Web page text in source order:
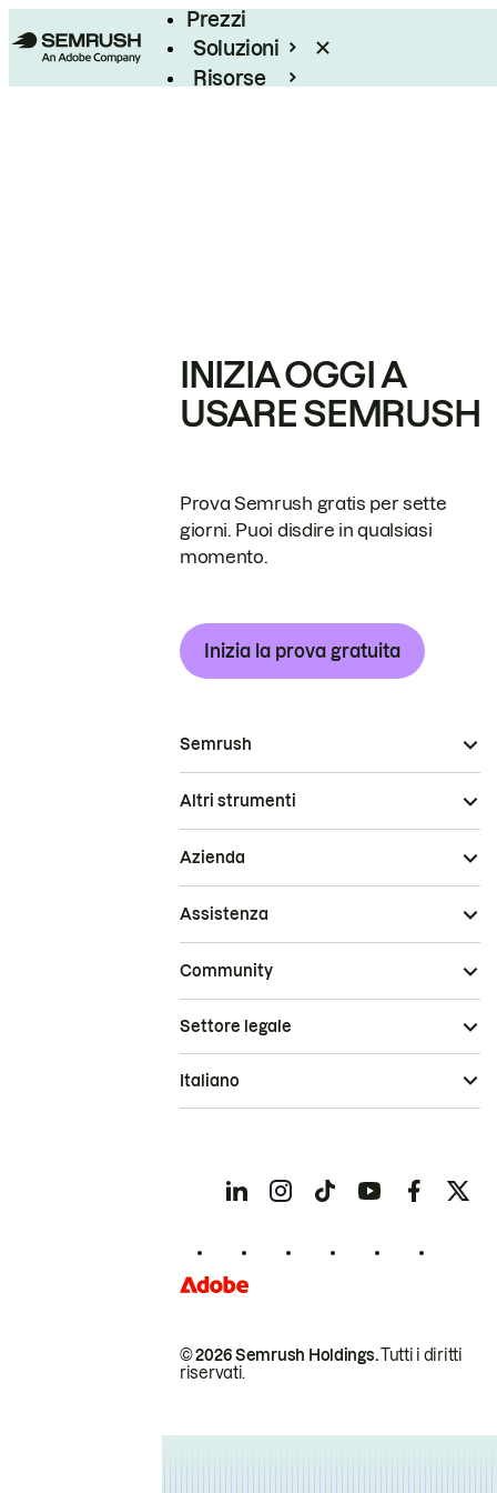
Prezzi
Soluzioni
Risorse
INIZIA OGGI A
USARE SEMRUSH
Prova Semrush gratis per sette
giorni. Puoi disdire in qualsiasi
momento.
Inizia la prova gratuita
Semrush
Altri strumenti
Azienda
Assistenza
Community
© 2026 Semrush Holdings.Tutti i diritti
riservati.
Settore legale
Italiano